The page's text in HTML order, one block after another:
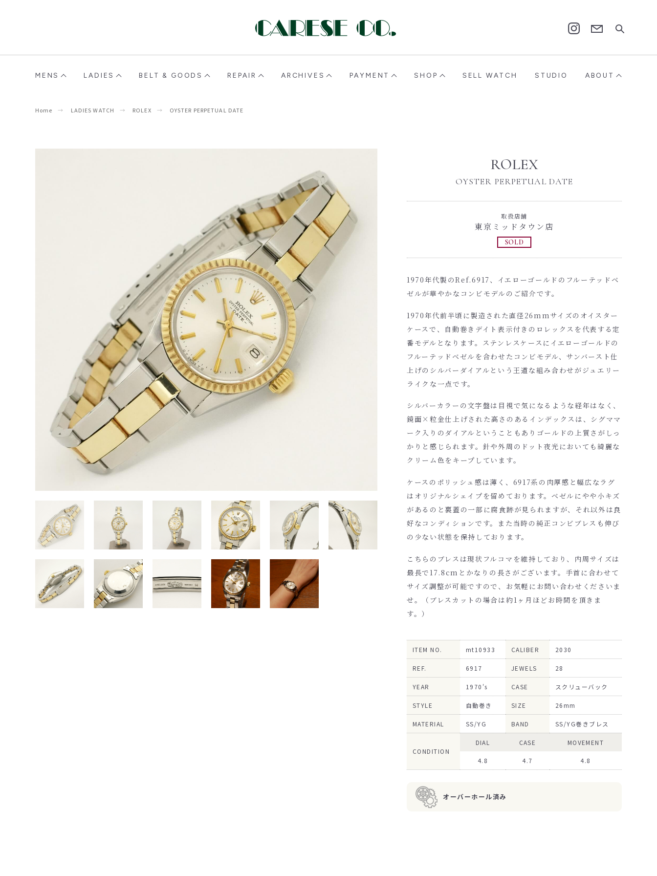
MENS LADIES BELT & GOODS REPAIR ARCHIVES PAYMENT SHOP SELL WATCH STUDIO ABOUT
Home LADIES WATCH ROLEX OYSTER PERPETUAL DATE
ROLEX
OYSTER PERPETUAL DATE
取扱店舗
東京ミッドタウン店
SOLD
1970年代製のRef.6917、イエローゴールドのフルーテッドベ
ゼルが華やかなコンビモデルのご紹介です。
1970年代前半頃に製造された直径26mmサイズのオイスター
ケースで、自動巻きデイト表示付きのロレックスを代表する定
番モデルとなります。ステンレスケースにイエローゴールドの
フルーテッドベゼルを合わせたコンビモデル、サンバースト仕
上げのシルバーダイアルという王道な組み合わせがジュエリー
ライクな一点です。
シルバーカラーの文字盤は目視で気になるような経年はなく、
鏡面×粒金仕上げされた高さのあるインデックスは、シグママ
ーク入りのダイアルということもありゴールドの上質さがしっ
かりと感じられます。針や外周のドット夜光においても綺麗な
クリーム色をキープしています。
ケースのポリッシュ感は薄く、6917系の肉厚感と幅広なラグ
はオリジナルシェイプを留めております。ベゼルにやや小キズ
があるのと裏蓋の一部に腐食跡が見られますが、それ以外は良
好なコンディションです。また当時の純正コンビブレスも伸び
の少ない状態を保持しております。
こちらのブレスは現状フルコマを維持しており、内周サイズは
最長で17.8cmとかなりの長さがございます。手首に合わせて
サイズ調整が可能ですので、お気軽にお問い合わせくださいま
せ。（ブレスカットの場合は約1ヶ月ほどお時間を頂きま
す。）
ITEM NO. mt10933 CALIBER 2030
REF. 6917 JEWELS 28
YEAR 1970's CASE スクリューバック
STYLE 自動巻き SIZE 26mm
MATERIAL SS/YG BAND SS/YG巻きブレス
CONDITION
DIAL CASE MOVEMENT
4.8 4.7 4.8
オーバーホール済み